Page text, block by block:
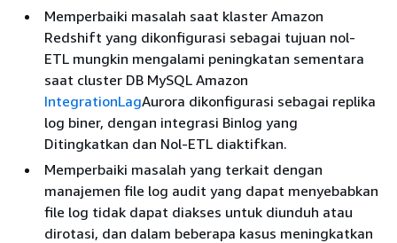
Memperbaiki masalah saat klaster Amazon
Redshift yang dikonfigurasi sebagai tujuan nol-
ETL mungkin mengalami peningkatan sementara
saat cluster DB MySQL Amazon
IntegrationLagAurora dikonfigurasi sebagai replika
log biner, dengan integrasi Binlog yang
Ditingkatkan dan Nol-ETL diaktifkan.
Memperbaiki masalah yang terkait dengan
manajemen file log audit yang dapat menyebabkan
file log tidak dapat diakses untuk diunduh atau
dirotasi, dan dalam beberapa kasus meningkatkan